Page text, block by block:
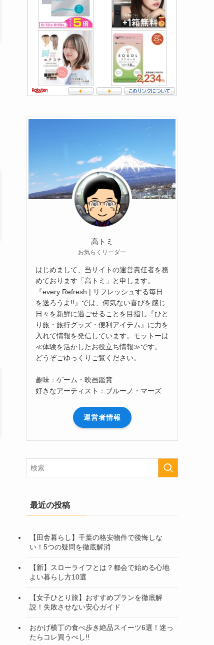
高トミ
お気らくリーダー
はじめまして、当サイトの運営責任者を務
めております「高トミ」と申します。
『every Refresh | リフレッシュする毎日
を送ろうよ!!』では、何気ない喜びを感じ
日々を新鮮に過ごせることを目指し『ひと
り旅・旅行グッズ・便利アイテム』に力を
入れて情報を発信しています。モットーは
≪体験を活かしたお役立ち情報≫です。
どうぞごゆっくりご覧ください。
趣味：ゲーム・映画鑑賞
好きなアーティスト：ブルーノ・マーズ
運営者情報
最近の投稿
【田舎暮らし】千葉の格安物件で後悔しな
い！5つの疑問を徹底解消
【新】スローライフとは？都会で始める心地
よい暮らし方10選
【女子ひとり旅】おすすめプランを徹底解
説！失敗させない安心ガイド
おかげ横丁の食べ歩き絶品スイーツ6選！迷っ
たらコレ買うべし!!